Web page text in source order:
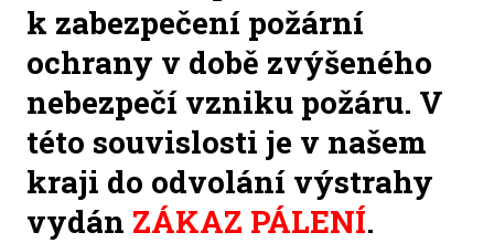
k zabezpečení požární
ochrany v době zvýšeného
nebezpečí vzniku požáru. V
této souvislosti je v našem
kraji do odvolání výstrahy
vydán ZÁKAZ PÁLENÍ.